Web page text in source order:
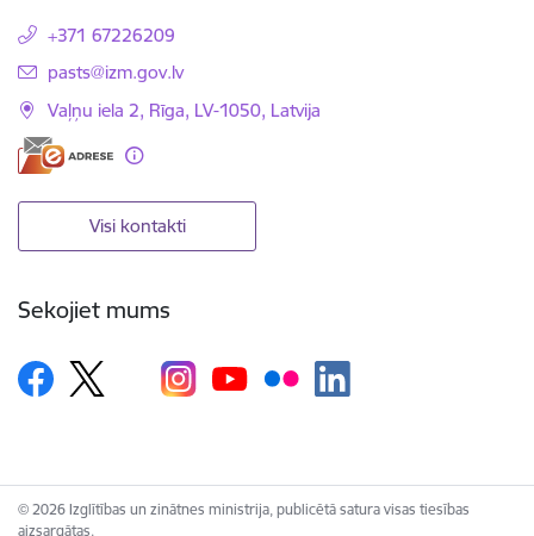
+371 67226209
E-pasts:
pasts@izm.gov.lv
Vaļņu iela 2, Rīga, LV-1050, Latvija
Visi kontakti
Sekojiet mums
© 2026 Izglītības un zinātnes ministrija, publicētā satura visas tiesības
aizsargātas.